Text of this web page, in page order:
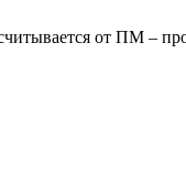
от ПМ –